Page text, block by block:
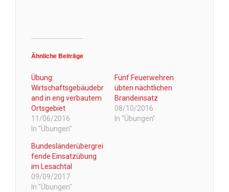
Ähnliche Beiträge
Übung:
Wirtschaftsgebäudebr
and in eng verbautem
Ortsgebiet
11/06/2016
In "Übungen"
Fünf Feuerwehren
übten nächtlichen
Brandeinsatz
08/10/2016
In "Übungen"
Bundesländerübergrei
fende Einsatzübung
im Lesachtal
09/09/2017
In "Übungen"